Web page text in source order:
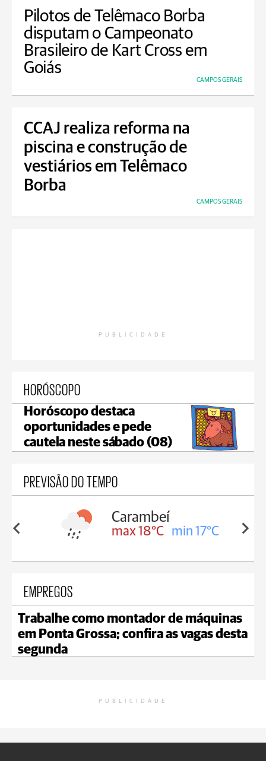
Pilotos de Telêmaco Borba
disputam o Campeonato
Brasileiro de Kart Cross em
Goiás
CAMPOS GERAIS
CCAJ realiza reforma na
piscina e construção de
vestiários em Telêmaco
Borba
CAMPOS GERAIS
PUBLICIDADE
HORÓSCOPO
Horóscopo destaca
oportunidades e pede
cautela neste sábado (08)
PREVISÃO DO TEMPO
min 17°C
Jaguariaíva
max 19°C min 18°C
EMPREGOS
Trabalhe como montador de máquinas
em Ponta Grossa; confira as vagas desta
segunda
PUBLICIDADE